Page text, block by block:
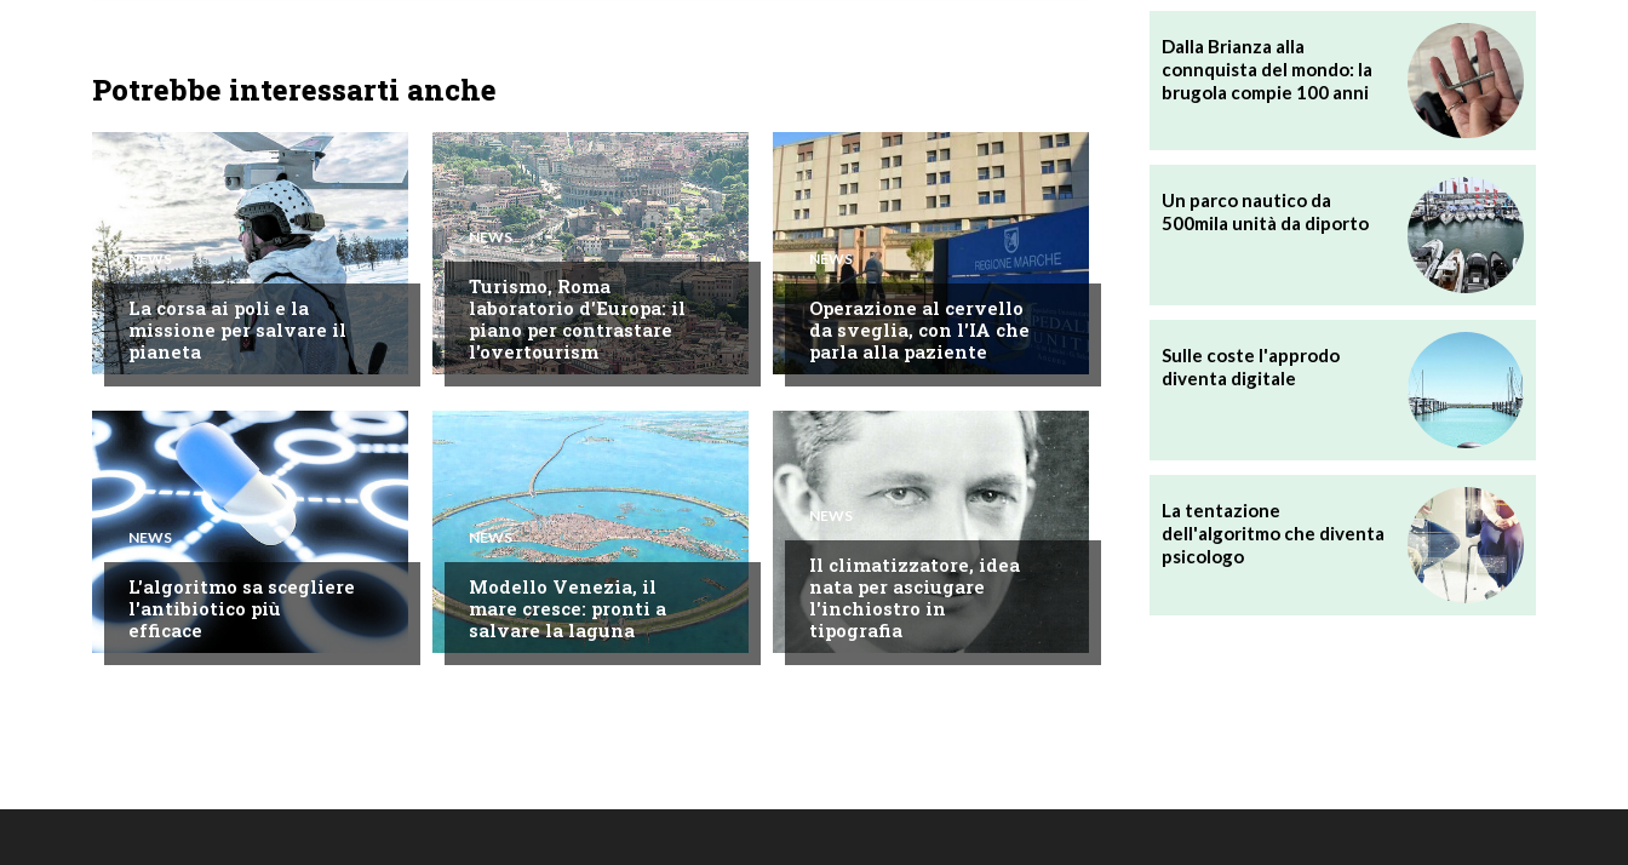
Potrebbe interessarti anche
NEWS
La corsa ai poli e la
missione per salvare il
pianeta
NEWS
Turismo, Roma
laboratorio d'Europa: il
piano per contrastare
l'overtourism
NEWS
Operazione al cervello
da sveglia, con l'IA che
parla alla paziente
NEWS
L'algoritmo sa scegliere
l'antibiotico più
efficace
NEWS
Modello Venezia, il
mare cresce: pronti a
salvare la laguna
NEWS
Il climatizzatore, idea
nata per asciugare
l'inchiostro in
tipografia
Dalla Brianza alla
connquista del mondo: la
brugola compie 100 anni
Un parco nautico da
500mila unità da diporto
Sulle coste l'approdo
diventa digitale
La tentazione
dell'algoritmo che diventa
psicologo